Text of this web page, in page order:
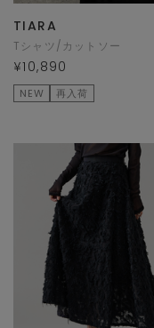
TIARA
Tシャツ/カットソー
¥10,890
NEW 再入荷